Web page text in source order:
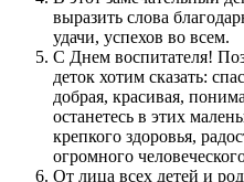
выразить слова
удачи, успехов во всем.
С Днем воспитателя!
деток хотим сказать:
добрая, красивая,
останетесь в этих
крепкого здоровья,
огромного
От лица всех детей и